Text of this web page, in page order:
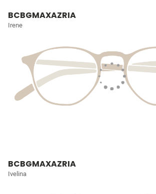
BCBGMAXAZRIA
Irene
BCBGMAXAZRIA
Ivelina